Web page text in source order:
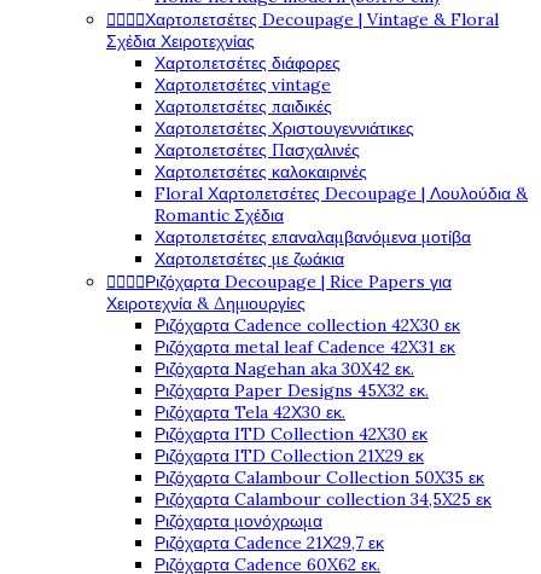
   Χαρτοπετσέτες Decoupage | Vintage & Floral
Σχέδια Χειροτεχνίας
Χαρτοπετσέτες διάφορες
Χαρτοπετσέτες vintage
Χαρτοπετσέτες παιδικές
Χαρτοπετσέτες Χριστουγεννιάτικες
Χαρτοπετσέτες Πασχαλινές
Χαρτοπετσέτες καλοκαιρινές
Floral Χαρτοπετσέτες Decoupage | Λουλούδια &
Romantic Σχέδια
Χαρτοπετσέτες επαναλαμβανόμενα μοτίβα
Χαρτοπετσέτες με ζωάκια
   Ριζόχαρτα Decoupage | Rice Papers για
Χειροτεχνία & Δημιουργίες
Ριζόχαρτα Cadence collection 42X30 εκ
Ριζόχαρτα metal leaf Cadence 42X31 εκ
Ριζόχαρτα Nagehan aka 30X42 εκ.
Ριζόχαρτα Paper Designs 45X32 εκ.
Ριζόχαρτα Tela 42Χ30 εκ.
Ριζόχαρτα ITD Collection 42X30 εκ
Ριζόχαρτα ITD Collection 21X29 εκ
Ριζόχαρτα Calambour Collection 50X35 εκ
Ριζόχαρτα Calambour collection 34,5X25 εκ
Ριζόχαρτα μονόχρωμα
Ριζόχαρτα Cadence 21Χ29,7 εκ
Ριζόχαρτα Cadence 60X62 εκ.